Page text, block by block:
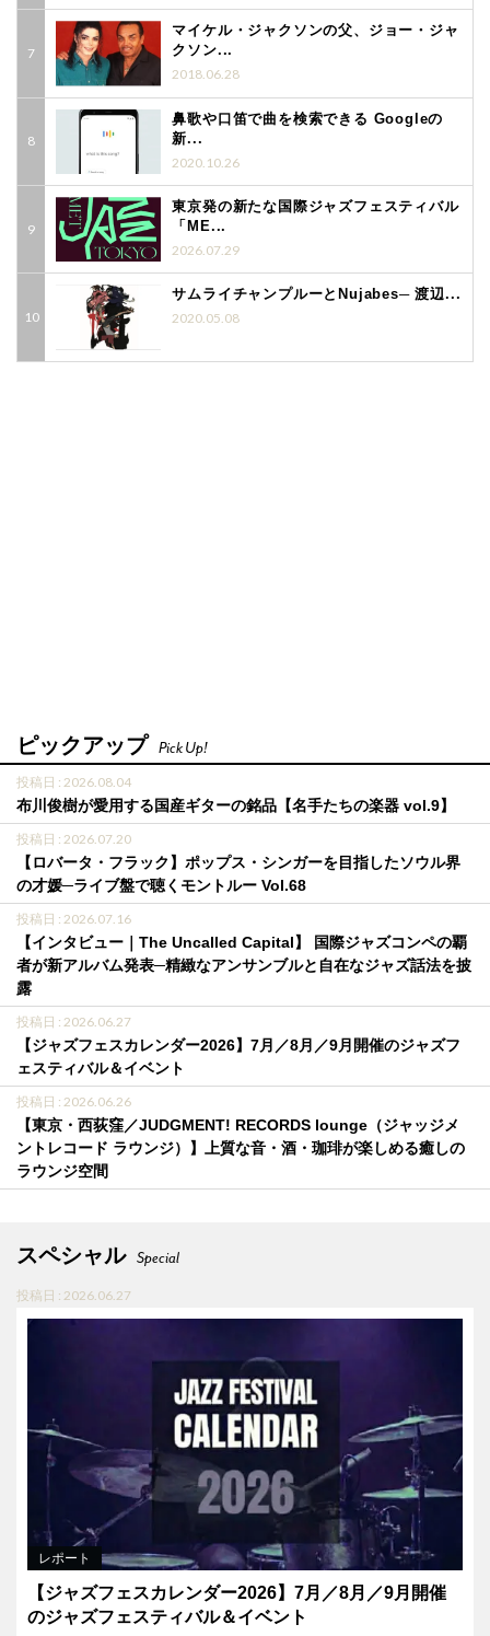
マイケル・ジャクソンの父、ジョー・ジャ
クソン...
2018.06.28
鼻歌や口笛で曲を検索できる Googleの
新...
2020.10.26
東京発の新たな国際ジャズフェスティバル
「ME...
2026.07.29
サムライチャンプルーとNujabes─ 渡辺...
2020.05.08
ピックアップ Pick Up!
投稿日 : 2026.08.04
布川俊樹が愛用する国産ギターの銘品【名手たちの楽器 vol.9】
投稿日 : 2026.07.20
【ロバータ・フラック】ポップス・シンガーを目指したソウル界
の才媛─ライブ盤で聴くモントルー Vol.68
投稿日 : 2026.07.16
【インタビュー｜The Uncalled Capital】 国際ジャズコンペの覇
者が新アルバム発表─精緻なアンサンブルと自在なジャズ話法を披
露
投稿日 : 2026.06.27
【ジャズフェスカレンダー2026】7月／8月／9月開催のジャズフ
ェスティバル＆イベント
投稿日 : 2026.06.26
【東京・西荻窪／JUDGMENT! RECORDS lounge（ジャッジメ
ントレコード ラウンジ）】上質な音・酒・珈琲が楽しめる癒しの
ラウンジ空間
スペシャル Special
投稿日 : 2026.06.27
レポート
【ジャズフェスカレンダー2026】7月／8月／9月開催
のジャズフェスティバル＆イベント